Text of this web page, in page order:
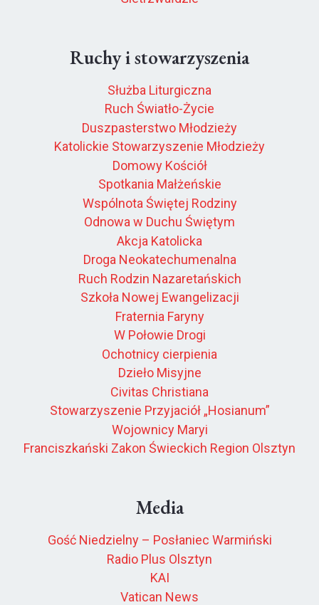
Ruchy i stowarzyszenia
Służba Liturgiczna
Ruch Światło-Życie
Duszpasterstwo Młodzieży
Katolickie Stowarzyszenie Młodzieży
Domowy Kościół
Spotkania Małżeńskie
Wspólnota Świętej Rodziny
Odnowa w Duchu Świętym
Akcja Katolicka
Droga Neokatechumenalna
Ruch Rodzin Nazaretańskich
Szkoła Nowej Ewangelizacji
Fraternia Faryny
W Połowie Drogi
Ochotnicy cierpienia
Dzieło Misyjne
Civitas Christiana
Stowarzyszenie Przyjaciół „Hosianum”
Wojownicy Maryi
Franciszkański Zakon Świeckich Region Olsztyn
Media
Gość Niedzielny – Posłaniec Warmiński
Radio Plus Olsztyn
KAI
Vatican News